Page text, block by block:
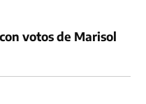
votos de Marisol